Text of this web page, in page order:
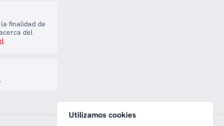
finalidad de
del
.
Utilizamos cookies